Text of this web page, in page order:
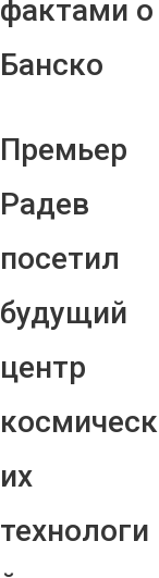
фактами о
Банско
Премьер
Радев
посетил
будущий
центр
космическ
их
технологи